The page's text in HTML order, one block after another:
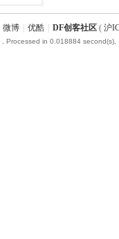
微博 优酷 DF创客社区 ( 沪
, Processed in 0.018884 second(s),